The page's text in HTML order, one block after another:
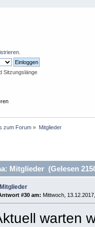
.
Sitzungslänge
zum Forum » Mitglieder
Mitglieder (Gelesen
Mitglieder
#30 am: Mittwoch,
warten